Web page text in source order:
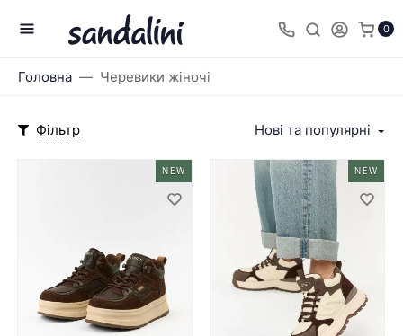
0
Головна Черевики жіночі
Фільтр Нові та популярні
NEW NEW